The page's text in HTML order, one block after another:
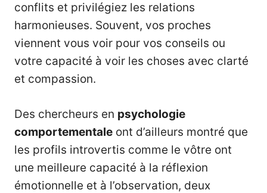
conflits et privilégiez les relations
harmonieuses. Souvent, vos proches
viennent vous voir pour vos conseils ou
votre capacité à voir les choses avec clarté
et compassion.
Des chercheurs en psychologie
comportementale ont d’ailleurs montré que
les profils introvertis comme le vôtre ont
une meilleure capacité à la réflexion
émotionnelle et à l’observation, deux